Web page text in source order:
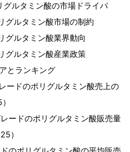
グルタミン酸の市場ドライバ
グルタミン酸市場の制約
グルタミン酸業界動向
グルタミン酸産業政策
とランキング
ードのポリグルタミン酸売上の
ードのポリグルタミン酸販売量
）